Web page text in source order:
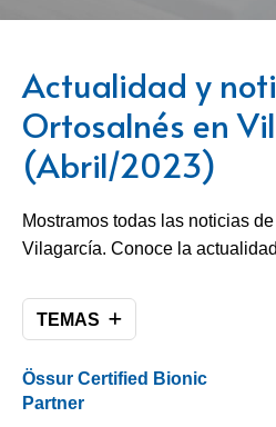
Actualidad y
Ortosalnés en
(Abril/2023)
Mostramos todas las noticias
Vilagarcía. Conoce la
TEMAS
Össur Certified Bionic
Partner